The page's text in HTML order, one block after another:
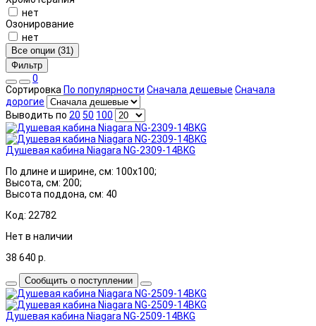
нет
Озонирование
нет
Все опции (31)
Фильтр
0
Сортировка По популярности Сначала дешевые Сначала
дорогие
Выводить по 20 50 100
Душевая кабина Niagara NG-2309-14BKG
По длине и ширине, см: 100x100;
Высота, см: 200;
Высота поддона, см: 40
Код: 22782
Нет в наличии
38 640 р.
Сообщить о поступлении
Душевая кабина Niagara NG-2509-14BKG